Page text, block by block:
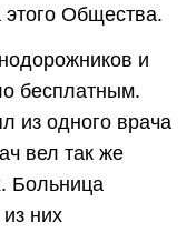
Общества.
и
бесплатным.
из одного врача
вел так же
Больница
них